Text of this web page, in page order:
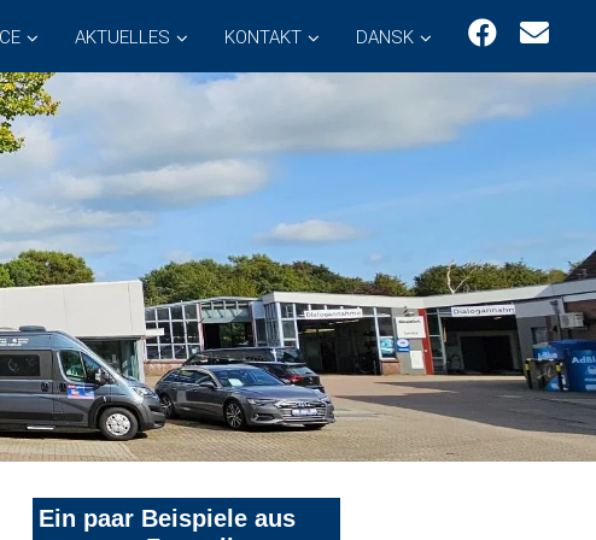
AKTUELLES KONTAKT DANSK
Ein paar Beispiele aus